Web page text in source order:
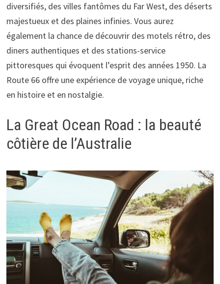
diversifiés, des villes fantômes du Far West, des déserts
majestueux et des plaines infinies. Vous aurez
également la chance de découvrir des motels rétro, des
diners authentiques et des stations-service
pittoresques qui évoquent l’esprit des années 1950. La
Route 66 offre une expérience de voyage unique, riche
en histoire et en nostalgie.
La Great Ocean Road : la beauté
côtière de l’Australie